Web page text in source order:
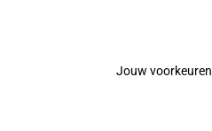
Jouw voorkeuren